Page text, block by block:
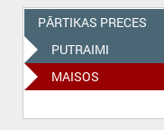
PĀRTIKAS PRECES
PUTRAIMI
MAISOS